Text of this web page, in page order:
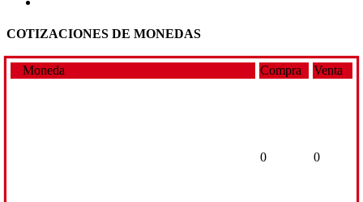
COTIZACIONES DE MONEDAS
Moneda Compra Venta
0 0